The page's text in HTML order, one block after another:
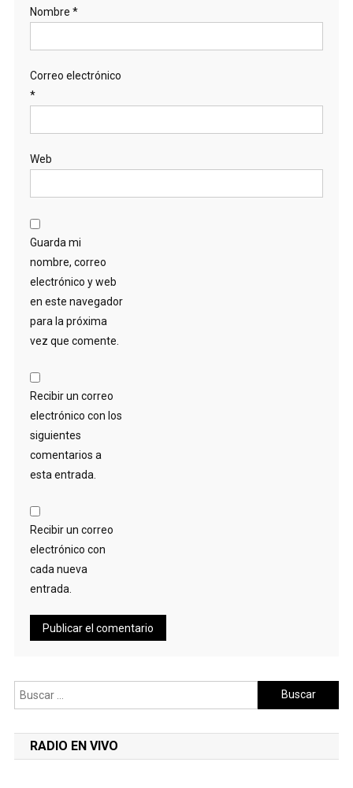
Nombre *
Correo electrónico
*
Web
Guarda mi
nombre, correo
electrónico y web
en este navegador
para la próxima
vez que comente.
Recibir un correo
electrónico con los
siguientes
comentarios a
esta entrada.
Recibir un correo
electrónico con
cada nueva
entrada.
Buscar:
RADIO EN VIVO